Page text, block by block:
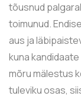
tõusnud
toimunud.
aus ja
kuna
mõru mälestus
tuleviku osas,